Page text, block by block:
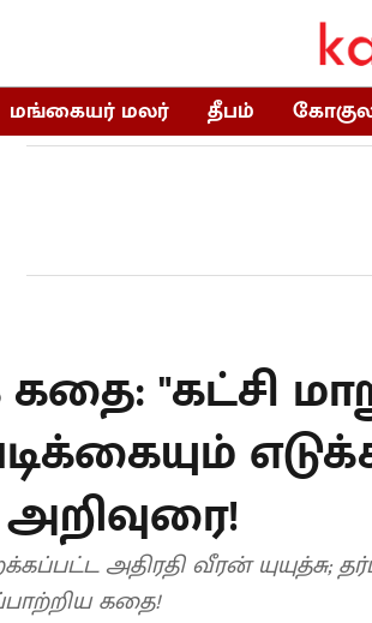
மங்கையர் மலர் தீபம்
"கட்சி
அதிரதி வீரன் யுயுத்சு;
கதை!